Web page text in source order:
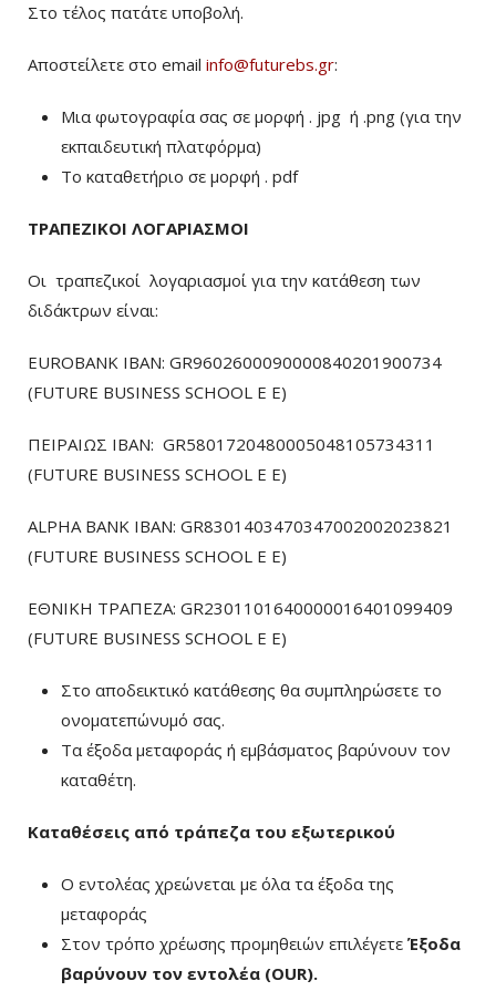
Στο τέλος πατάτε υποβολή.
Αποστείλετε στο email info@futurebs.gr:
Μια φωτογραφία σας σε μορφή . jpg ή .png (για την
εκπαιδευτική πλατφόρμα)
To καταθετήριο σε μορφή . pdf
ΤΡΑΠΕΖΙΚΟΙ ΛΟΓΑΡΙΑΣΜΟΙ
Οι τραπεζικοί λογαριασμοί για την κατάθεση των
διδάκτρων είναι:
EUROBANK IBAN: GR9602600090000840201900734
(FUTURE BUSINESS SCHOOL E E)
ΠΕΙΡΑΙΩΣ ΙΒΑΝ: GR5801720480005048105734311
(FUTURE BUSINESS SCHOOL E E)
ALPHA BANK IBAN: GR8301403470347002002023821
(FUTURE BUSINESS SCHOOL E E)
ΕΘΝΙΚΗ ΤΡΑΠΕΖΑ: GR2301101640000016401099409
(FUTURE BUSINESS SCHOOL E E)
Στο αποδεικτικό κατάθεσης θα συμπληρώσετε το
ονοματεπώνυμό σας.
Τα έξοδα μεταφοράς ή εμβάσματος βαρύνουν τον
καταθέτη.
Καταθέσεις από τράπεζα του εξωτερικού
Ο εντολέας χρεώνεται με όλα τα έξοδα της
μεταφοράς
Στον τρόπο χρέωσης προμηθειών επιλέγετε Έξοδα
βαρύνουν τον εντολέα (ΟUR).